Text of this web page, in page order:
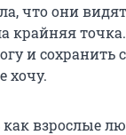
что они
крайняя
и сохранить
хочу.
взрослые